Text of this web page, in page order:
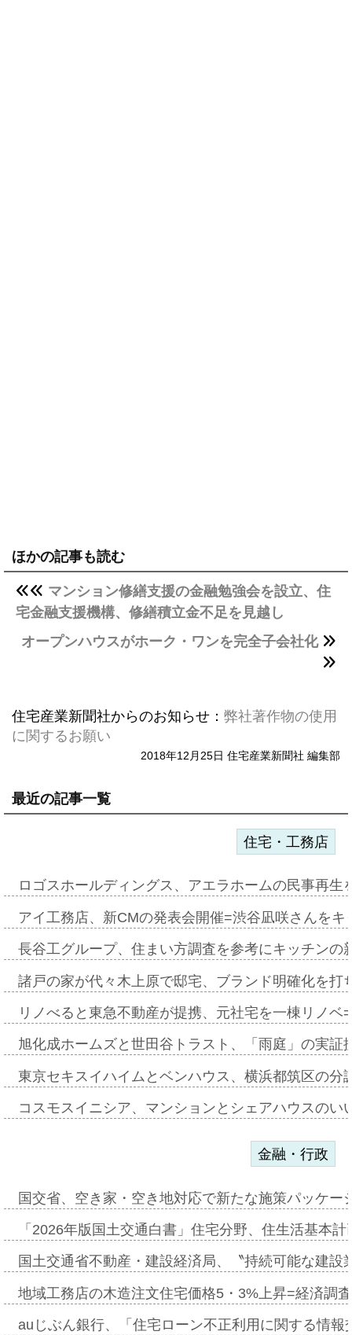
ほかの記事も読む
マンション修繕支援の金融勉強会を設立、住
宅金融支援機構、修繕積立金不足を見越し
オープンハウスがホーク・ワンを完全子会社化
住宅産業新聞社からのお知らせ： 弊社著作物の使用
に関するお願い
2018年12月25日 住宅産業新聞社 編集部
最近の記事一覧
住宅・工務店
ロゴスホールディングス、アエラホームの民事再
アイ工務店、新CMの発表会開催=渋谷凪咲さんを
長谷工グループ、住まい方調査を参考にキッチン
諸戸の家が代々木上原で邸宅、ブランド明確化を
リノべると東急不動産が提携、元社宅を一棟リノ
旭化成ホームズと世田谷トラスト、「雨庭」の実
東京セキスイハイムとベンハウス、横浜都筑区の
コスモスイニシア、マンションとシェアハウスの
金融・行政
国交省、空き家・空き地対応で新たな施策パッケ
「2026年版国土交通白書」住宅分野、住生活基本
国土交通省不動産・建設経済局、〝持続可能な建
地域工務店の木造注文住宅価格5・3%上昇=経済調
auじぶん銀行、「住宅ローン不正利用に関する情